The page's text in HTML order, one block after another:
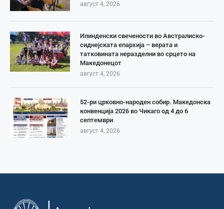
август 4, 2026
Илинденски свечености во Австралиско-
сиднејската епархија – верата и
татковината неразделни во срцето на
Македонецот
август 4, 2026
52-ри црковно-народен собир. Македонска
конвенција 2026 во Чикаго од 4 до 6
септември
август 4, 2026